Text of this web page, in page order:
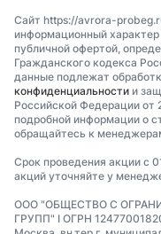
Сайт https://avrora-
информационный характер
публичной офертой,
Гражданского кодекса
данные подлежат
конфиденциальности и
Российской Федерации
подробной информации о
обращайтесь к
Срок проведения акции с
акций уточняйте у
ООО "ОБЩЕСТВО С
ГРУПП" I ОГРН